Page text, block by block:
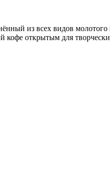
из всех видов
открытым для